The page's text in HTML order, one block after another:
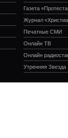
Газета
Журнал
Печатные СМИ
Онлайн ТВ
Онлайн
Утренняя Звезда